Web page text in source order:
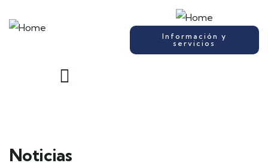
Información y
servicios
Noticias